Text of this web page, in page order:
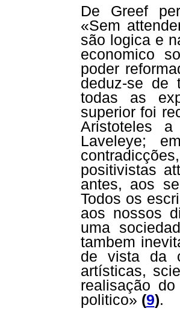
De Greef
«Sem
são logica e
economico
poder
deduz-se de
todas as
superior foi
Aristoteles
Laveleye;
positivistas
antes, aos
Todos os
aos nossos
uma
tambem
de vista da
artísticas,
realisação
politico» (9).